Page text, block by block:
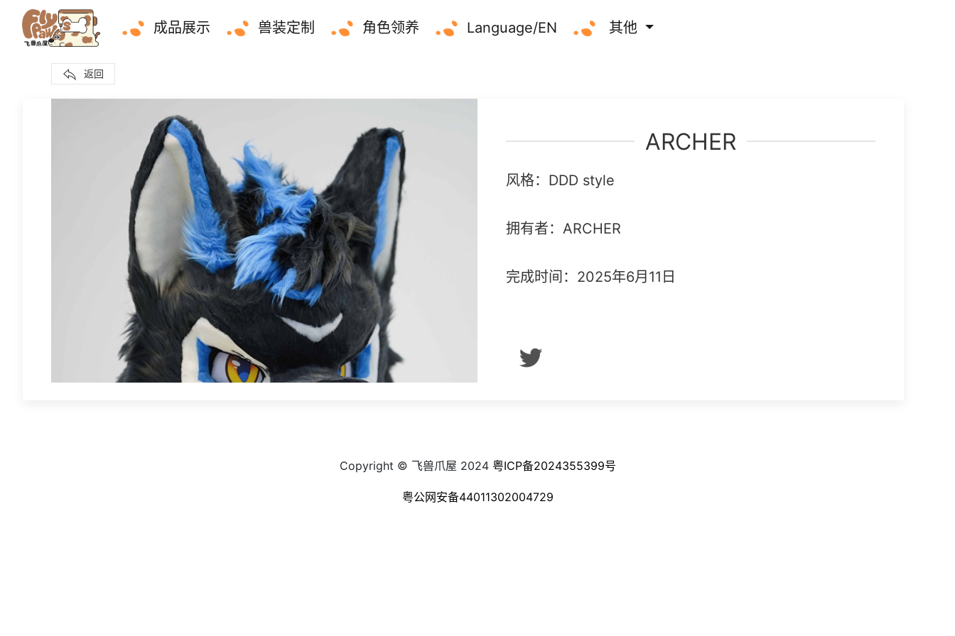
成品展示 兽装定制 角色领养 Language/EN 其他
返回
ARCHER
风格：DDD style
拥有者：ARCHER
完成时间：2025年6月11日
Copyright © 飞兽爪屋 2024 粤ICP备2024355399号
粤公网安备44011302004729